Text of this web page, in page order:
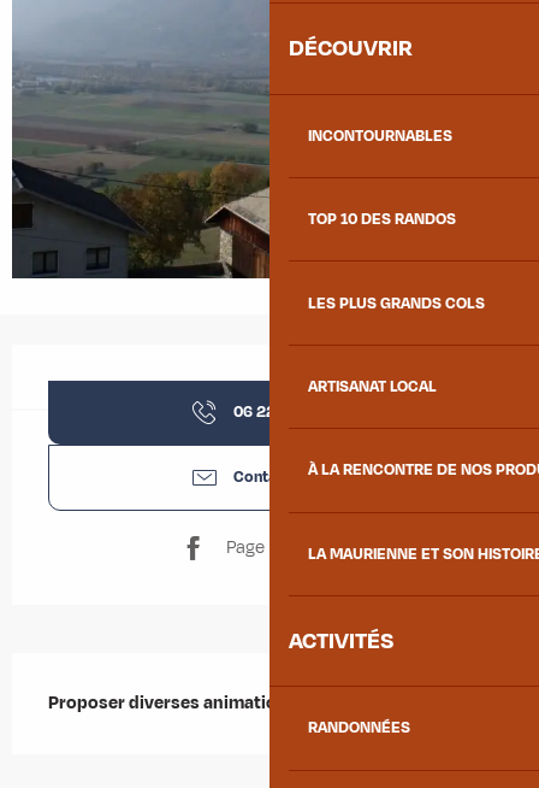
DÉCOUVRIR
INCONTOURNABLES
TOP 10 DES RANDOS
LES PLUS GRANDS COLS
ARTISANAT LOCAL
À LA RENCONTRE DE NOS
LA MAURIENNE ET SON
ACTIVITÉS
RANDONNÉES
06 22 36 41
Contactez-nous
Page Facebook
Proposer diverses animations dans le village d'Aiton.